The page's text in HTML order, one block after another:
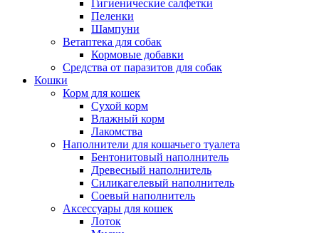
Гигиенические салфетки
Пеленки
Шампуни
Ветаптека для собак
Кормовые добавки
Средства от паразитов для собак
Кошки
Корм для кошек
Сухой корм
Влажный корм
Лакомства
Наполнители для кошачьего туалета
Бентонитовый наполнитель
Древесный наполнитель
Силикагелевый наполнитель
Соевый наполнитель
Аксессуары для кошек
Лоток